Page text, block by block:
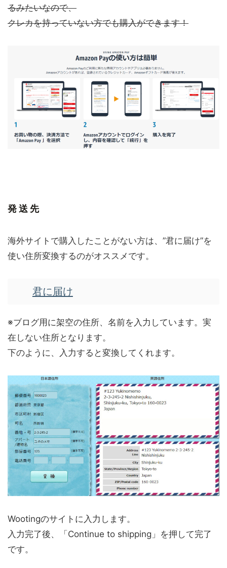
るみたいなので、
クレカを持っていない方でも購入ができます！
発送先
海外サイトで購入したことがない方は、”君に届け”を
使い住所変換するのがオススメです。
君に届け
※ブログ用に架空の住所、名前を入力しています。実
在しない住所となります。
下のように、入力すると変換してくれます。
Wootingのサイトに入力します。
入力完了後、「 Continue to shipping 」を押して完了
です。